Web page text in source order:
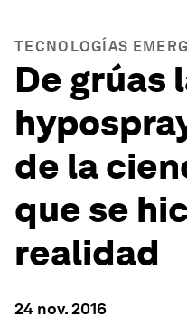
TECNOLOGÍAS
De grúas
de la
que se
realidad
24 nov. 2016